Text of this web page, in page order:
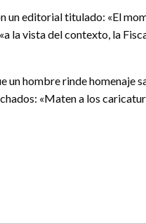
un editorial titulado: «El
la vista del contexto, la
hombre rinde homenaje
«Maten a los